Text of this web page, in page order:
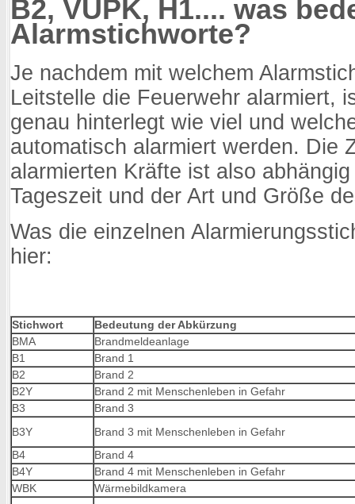
B2, VUPK, H1.... was
Alarmstichworte?
Je nachdem mit welchem
Leitstelle die Feuerwehr alarmiert,
genau hinterlegt wie viel und
automatisch alarmiert werden. Die
alarmierten Kräfte ist also
Tageszeit und der Art und Größe
Was die einzelnen
hier:
Stichwort
Bedeutung der Abkürzung
BMA
Brandmeldeanlage
B1
Brand 1
B2
Brand 2
B2Y
Brand 2 mit Menschenleben in Gefahr
B3
Brand 3
B3Y
Brand 3 mit Menschenleben in Gefahr
B4
Brand 4
B4Y
Brand 4 mit Menschenleben in Gefahr
WBK
Wärmebildkamera